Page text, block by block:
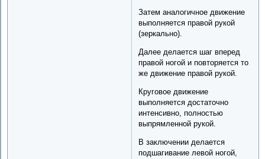
Затем аналогичное движение
выполняется правой рукой
(зеркально).
Далее делается шаг вперед
правой ногой и повторяется то
же движение правой рукой.
Круговое движение
выполняется достаточно
интенсивно, полностью
выпрямленной рукой.
В заключении делается
подшагивание левой ногой,